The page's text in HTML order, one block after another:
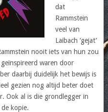
dat
Rammstein
veel van
Laibach ‘gejat’
nooit iets van hun zou
waren door
daarbij duidelijk het bewijs is
gezien nog altijd beter doet
Ook al is die grondlegger in
kopie.